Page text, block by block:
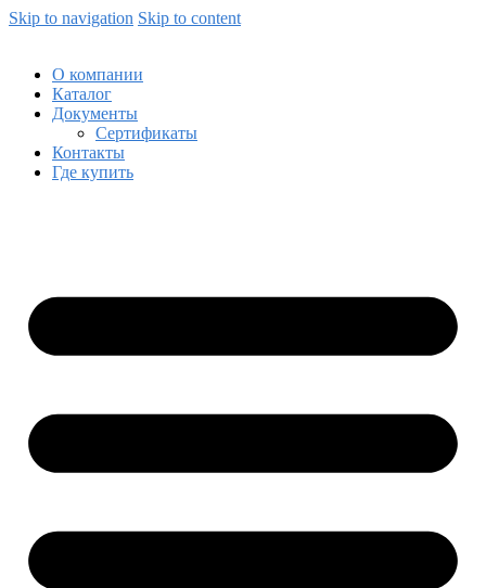
Skip to navigation Skip to content
О компании
Каталог
Документы
Сертификаты
Контакты
Где купить